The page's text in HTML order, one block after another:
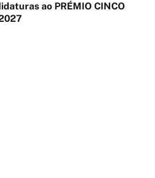
ao PRÉMIO CINCO